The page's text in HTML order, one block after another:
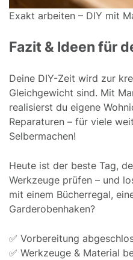
Exakt arbeiten – DIY mit
Fazit & Ideen für
Deine DIY-Zeit wird zur
Gleichgewicht sind. Mit
realisierst du eigene
Reparaturen – für viele
Selbermachen!
Heute ist der beste Tag,
Werkzeuge prüfen – und
mit einem Bücherregal,
Garderobenhaken?
✅ Vorbereitung
✅ Werkzeuge & Material